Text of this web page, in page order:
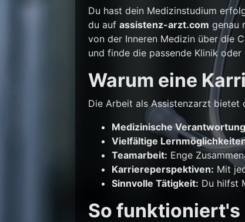
Du hast dein Medizinstudium
du aufassistenz-arzt.com genau
von der Inneren Medizin über die
und finde die passende Klinik
Warum eine
Die Arbeit als Assistenzarzt bietet
Medizinische
Vielfältige
Teamarbeit: Enge
Karriereperspektiven: Mit
Sinnvolle Tätigkeit: Du hilfst
So funktioniert's